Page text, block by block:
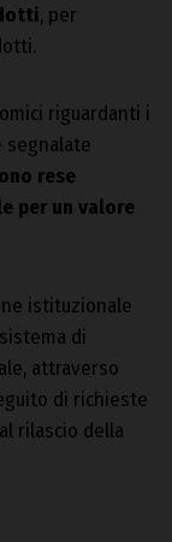
, per
riguardanti i
segnalate
rese
per un valore
istituzionale
di
attraverso
di richieste
rilascio della